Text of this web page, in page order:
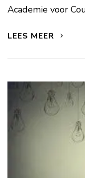
Academie voor
LEES MEER